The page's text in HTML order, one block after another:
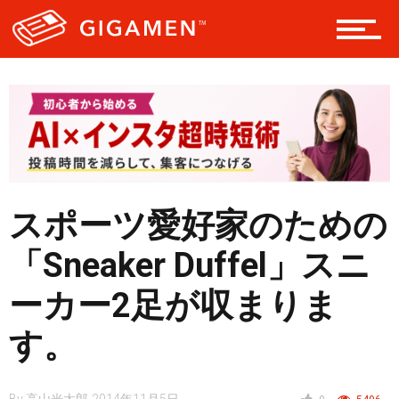
ヘルス・健康
スタイル
スマートフォン
ニュース
スポーツ愛好家のための
「Sneaker Duffel」スニ
ーカー2足が収まりま
す。